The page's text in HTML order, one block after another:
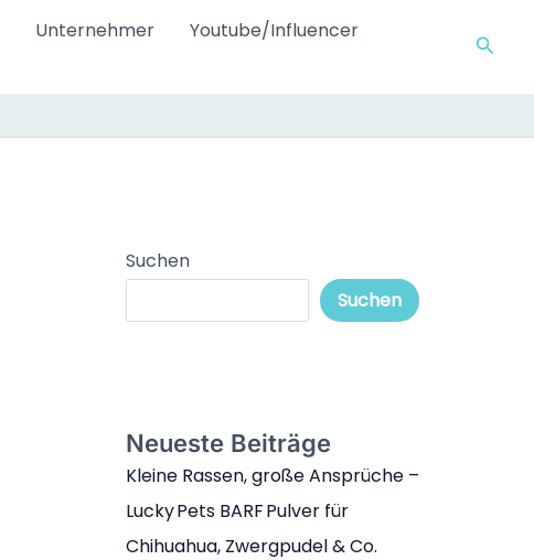
Unternehmer
Youtube/Influencer
Suchen
Suchen
Neueste Beiträge
Kleine Rassen, große Ansprüche –
Lucky Pets BARF Pulver für
Chihuahua, Zwergpudel & Co.